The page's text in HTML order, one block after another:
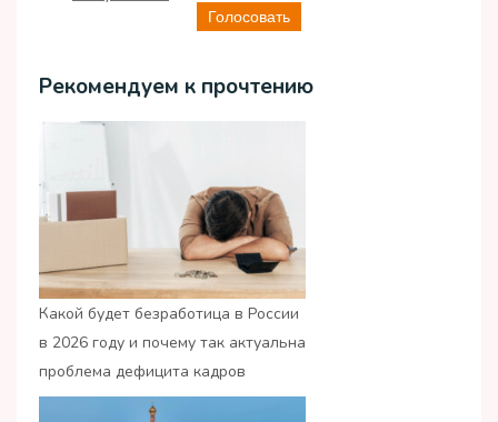
Голосовать
Рекомендуем к прочтению
Какой будет безработица в России
в 2026 году и почему так актуальна
проблема дефицита кадров